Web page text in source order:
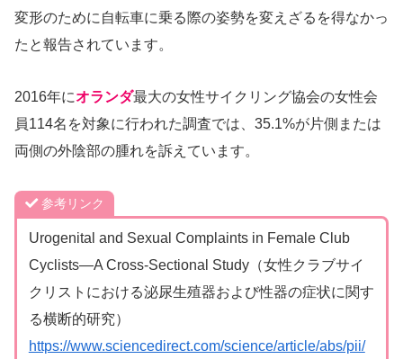
変形のために自転車に乗る際の姿勢を変えざるを得なかっ
たと報告されています。
2016年にオランダ最大の女性サイクリング協会の女性会
員114名を対象に行われた調査では、35.1%が片側または
両側の外陰部の腫れを訴えています。
参考リンク
Urogenital and Sexual Complaints in Female Club
Cyclists—A Cross-Sectional Study（女性クラブサイ
クリストにおける泌尿生殖器および性器の症状に関す
る横断的研究）
https://www.sciencedirect.com/science/article/abs/pii/